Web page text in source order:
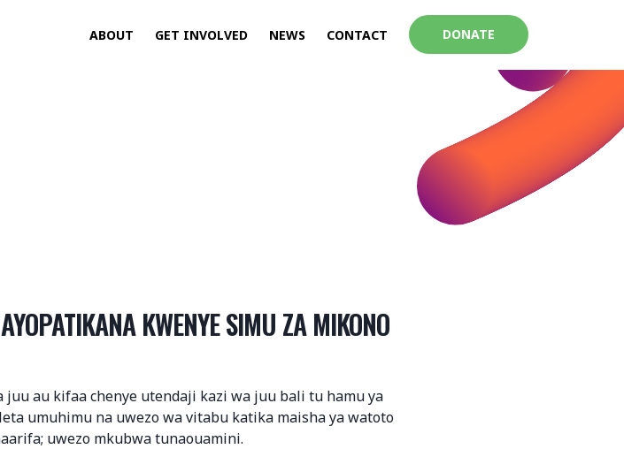
ABOUT GET INVOLVED NEWS CONTACT DONATE
KWENYE SIMU ZA MIKONO
au kifaa chenye utendaji kazi wa juu bali tu hamu ya
umuhimu na uwezo wa vitabu katika maisha ya watoto
uwezo mkubwa tunaouamini.